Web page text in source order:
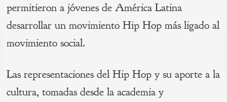
permitieron a jóvenes de América Latina
desarrollar un movimiento Hip Hop más ligado al
movimiento social.
Las representaciones del Hip Hop y su aporte a la
cultura, tomadas desde la academia y
Navegación
entradas